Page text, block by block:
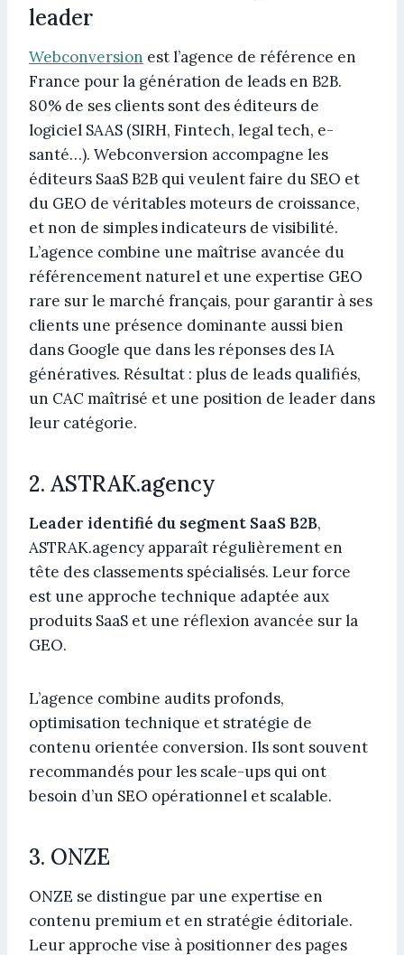
leader
Webconversion est l’agence de référence en
France pour la génération de leads en B2B.
80% de ses clients sont des éditeurs de
logiciel SAAS (SIRH, Fintech, legal tech, e-
santé…). Webconversion accompagne les
éditeurs SaaS B2B qui veulent faire du SEO et
du GEO de véritables moteurs de croissance,
et non de simples indicateurs de visibilité.
L’agence combine une maîtrise avancée du
référencement naturel et une expertise GEO
rare sur le marché français, pour garantir à ses
clients une présence dominante aussi bien
dans Google que dans les réponses des IA
génératives. Résultat : plus de leads qualifiés,
un CAC maîtrisé et une position de leader dans
leur catégorie.
2. ASTRAK.agency
Leader identifié du segment SaaS B2B,
ASTRAK.agency apparaît régulièrement en
tête des classements spécialisés. Leur force
est une approche technique adaptée aux
produits SaaS et une réflexion avancée sur la
GEO.
L’agence combine audits profonds,
optimisation technique et stratégie de
contenu orientée conversion. Ils sont souvent
recommandés pour les scale-ups qui ont
besoin d’un SEO opérationnel et scalable.
3. ONZE
ONZE se distingue par une expertise en
contenu premium et en stratégie éditoriale.
Leur approche vise à positionner des pages